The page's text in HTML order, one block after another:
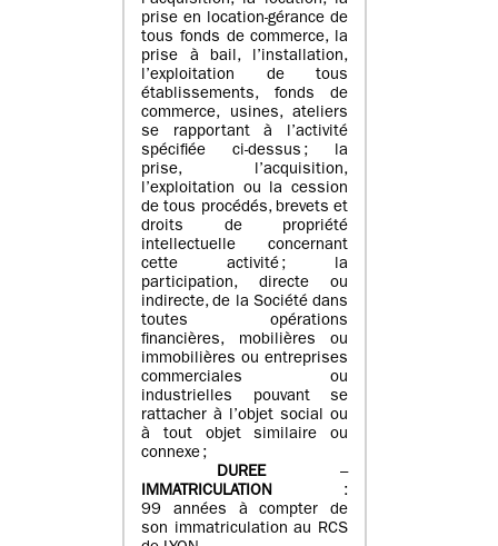
prise en location-gérance de
tous fonds de commerce, la
prise à bail, l’installation,
l’exploitation de tous
établissements, fonds de
commerce, usines, ateliers
se rapportant à l’activité
spécifiée ci-dessus ; la
prise, l’acquisition,
l’exploitation ou la cession
de tous procédés, brevets et
droits de propriété
intellectuelle concernant
cette activité ; la
participation, directe ou
indirecte, de la Société dans
toutes opérations
financières, mobilières ou
immobilières ou entreprises
commerciales ou
industrielles pouvant se
rattacher à l’objet social ou
à tout objet similaire ou
connexe ;
DUREE–
IMMATRICULATION :
99 années à compter de
son immatriculation au RCS